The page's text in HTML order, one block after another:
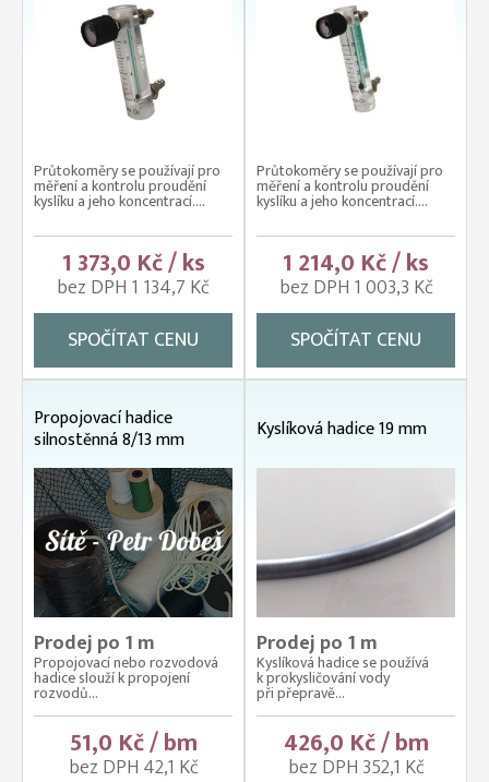
Průtokoměry se používají pro
měření a kontrolu proudění
kyslíku a jeho koncentrací....
1 373,0 Kč / ks
bez DPH 1 134,7 Kč
SPOČÍTAT CENU
Průtokoměry se používají pro
měření a kontrolu proudění
kyslíku a jeho koncentrací....
1 214,0 Kč / ks
bez DPH 1 003,3 Kč
SPOČÍTAT CENU
Propojovací hadice
silnostěnná 8/13 mm
Prodej po 1 m
Propojovací nebo rozvodová
hadice slouží k propojení
rozvodů...
51,0 Kč / bm
bez DPH 42,1 Kč
Kyslíková hadice 19 mm
Prodej po 1 m
Kyslíková hadice se používá
k prokysličování vody
při přepravě...
426,0 Kč / bm
bez DPH 352,1 Kč